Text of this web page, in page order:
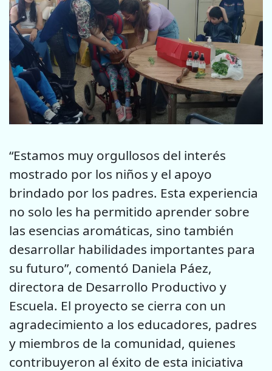
“Estamos muy orgullosos del interés
mostrado por los niños y el apoyo
brindado por los padres. Esta experiencia
no solo les ha permitido aprender sobre
las esencias aromáticas, sino también
desarrollar habilidades importantes para
su futuro”, comentó Daniela Páez,
directora de Desarrollo Productivo y
Escuela. El proyecto se cierra con un
agradecimiento a los educadores, padres
y miembros de la comunidad, quienes
contribuyeron al éxito de esta iniciativa